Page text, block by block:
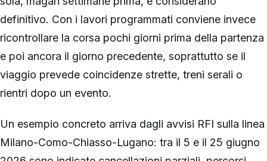
definitivo. Con i lavori programmati conviene invece
ricontrollare la corsa pochi giorni prima della partenza
e poi ancora il giorno precedente, soprattutto se il
viaggio prevede coincidenze strette, treni serali o
rientri dopo un evento.
Un esempio concreto arriva dagli avvisi RFI sulla linea
Milano-Como-Chiasso-Lugano: tra il 5 e il 25 giugno